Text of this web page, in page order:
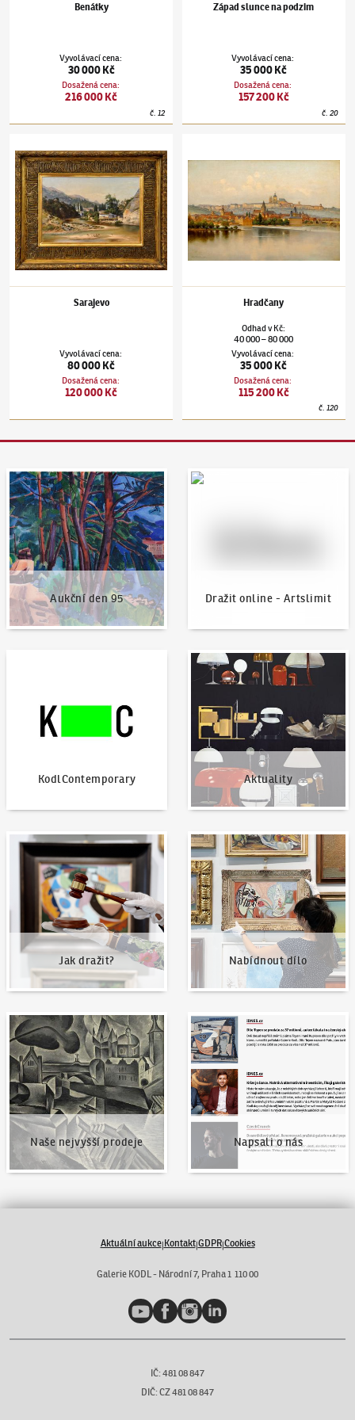
Benátky
Vyvolávací cena:
30 000 Kč
Dosažená cena:
216 000 Kč
č.12
Západ slunce na podzim
Vyvolávací cena:
35 000 Kč
Dosažená cena:
157 200 Kč
č.20
Sarajevo
Vyvolávací cena:
80 000 Kč
Dosažená cena:
120 000 Kč
Hradčany
OdhadvKč:
40 000–80 000
Vyvolávací cena:
35 000 Kč
Dosažená cena:
115 200 Kč
č.120
Aukční den 95
Aukční den 95
Dražit online - Artslimit
Dražit online - Artslimit
KodlContemporary Aktuality
Aktuality
Jak dražit?
Jak dražit?
Nabídnout dílo
Nabídnout dílo
Naše nejvyšší prodeje
Naše nejvyšší prodeje
Napsali o nás
Napsali o nás
Aktuální aukce|Kontakt|GDPR|Cookies
Galerie KODL - Národní 7, Praha 1 110 00
YouTubeFacebookInstagramLinkedIn
IČ: 481 08 847
DIČ: CZ 481 08 847